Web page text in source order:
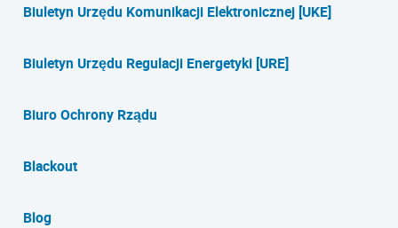
Biuletyn Urzędu Komunikacji Elektronicznej [UKE]
Biuletyn Urzędu Regulacji Energetyki [URE]
Biuro Ochrony Rządu
Blackout
Blog